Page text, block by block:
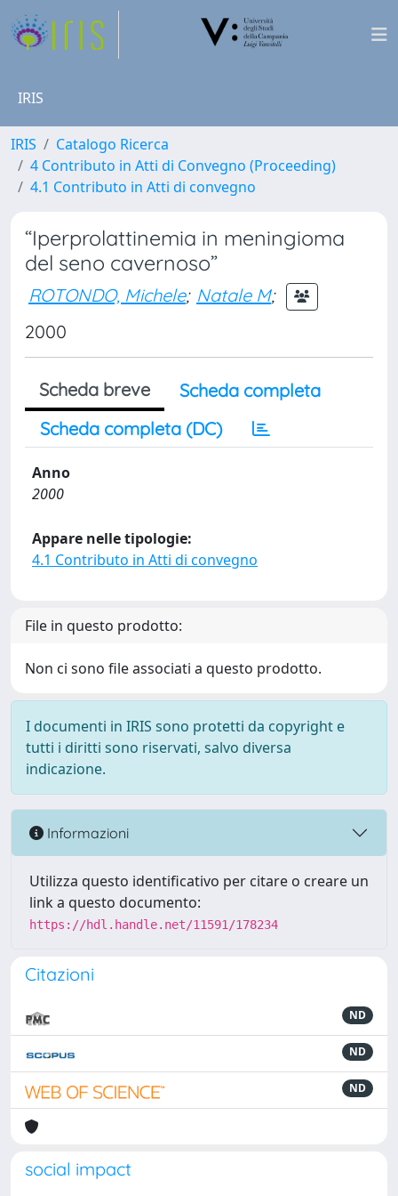
IRIS
IRIS
Catalogo Ricerca
4 Contributo in Atti di Convegno (Proceeding)
4.1 Contributo in Atti di convegno
“Iperprolattinemia in meningioma
del seno cavernoso”
ROTONDO, Michele; Natale M;
2000
Scheda breve
Scheda completa
Scheda completa (DC)
Anno
2000
Appare nelle tipologie:
4.1 Contributo in Atti di convegno
File in questo prodotto:
Non ci sono file associati a questo prodotto.
I documenti in IRIS sono protetti da copyright e
tutti i diritti sono riservati, salvo diversa
indicazione.
Informazioni
Utilizza questo identificativo per citare o creare un
link a questo documento:
https://hdl.handle.net/11591/178234
Citazioni
ND
ND
ND
social impact